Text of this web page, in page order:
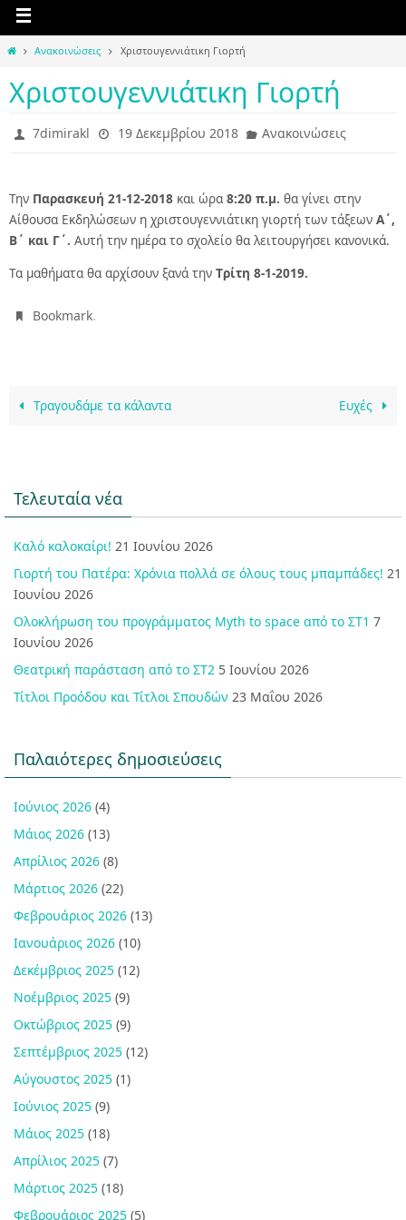
HomeΑνακοινώσεις Χριστουγεννιάτικη Γιορτή
Χριστουγεννιάτικη Γιορτή
7dimirakl 19 Δεκεμβρίου 2018 Ανακοινώσεις
Την Παρασκευή 21-12-2018 και ώρα 8:20 π.μ. θα γίνει στην
Αίθουσα Εκδηλώσεων η χριστουγεννιάτικη γιορτή των τάξεων Α΄,
Β΄ και Γ΄. Αυτή την ημέρα το σχολείο θα λειτουργήσει κανονικά.
Τα μαθήματα θα αρχίσουν ξανά την Tρίτη 8-1-2019.
Bookmark.
Τραγουδάμε τα κάλαντα Ευχές
Τελευταία νέα
Καλό καλοκαίρι! 21 Ιουνίου 2026
Γιορτή του Πατέρα: Χρόνια πολλά σε όλους τους μπαμπάδες! 21
Ιουνίου 2026
Ολοκλήρωση του προγράμματος Myth to space από το ΣΤ1 7
Ιουνίου 2026
Θεατρική παράσταση από το ΣΤ2 5 Ιουνίου 2026
Τίτλοι Προόδου και Τίτλοι Σπουδών 23 Μαΐου 2026
Παλαιότερες δημοσιεύσεις
Ιούνιος 2026 (4)
Μάιος 2026 (13)
Απρίλιος 2026 (8)
Μάρτιος 2026 (22)
Φεβρουάριος 2026 (13)
Ιανουάριος 2026 (10)
Δεκέμβριος 2025 (12)
Νοέμβριος 2025 (9)
Οκτώβριος 2025 (9)
Σεπτέμβριος 2025 (12)
Αύγουστος 2025 (1)
Ιούνιος 2025 (9)
Μάιος 2025 (18)
Απρίλιος 2025 (7)
Μάρτιος 2025 (18)
Φεβρουάριος 2025 (5)